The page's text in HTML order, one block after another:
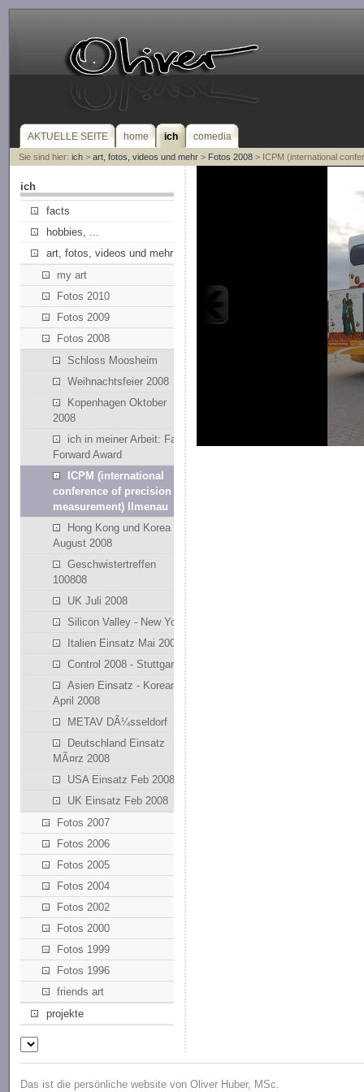
AKTUELLE SEITE home ich comedia
Sie sind hier: ich> art, fotos, videos und mehr> Fotos 2008> ICPM (international
ich
facts
hobbies, ...
art, fotos, videos und mehr
my art
Fotos 2010
Fotos 2009
Fotos 2008
Schloss Moosheim
Weihnachtsfeier 2008
Kopenhagen Oktober
2008
ich in meiner Arbeit: Fast
Forward Award
ICPM (international
conference of precision
measurement) Ilmenau
Hong Kong und Korea
August 2008
Geschwistertreffen
100808
UK Juli 2008
Silicon Valley - New York
Italien Einsatz Mai 2008
Control 2008 - Stuttgart
Asien Einsatz - Korean
April 2008
METAV DÃ¼sseldorf
Deutschland Einsatz
MÃ¤rz 2008
USA Einsatz Feb 2008
UK Einsatz Feb 2008
Fotos 2007
Fotos 2006
Fotos 2005
Fotos 2004
Fotos 2002
Fotos 2000
Fotos 1999
Fotos 1996
friends art
projekte
Das ist die persönliche website von Oliver Huber, MSc.